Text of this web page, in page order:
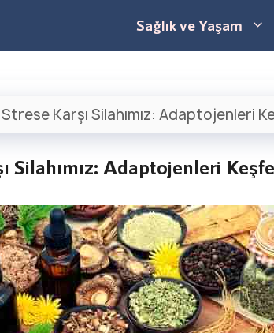
Sağlık ve Yaşam
Strese Karşı Silahımız: Adaptojenleri
Silahımız: Adaptojenleri